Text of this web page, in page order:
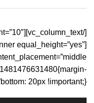
equal_height=”yes”
bottom: 20px !important;}”]